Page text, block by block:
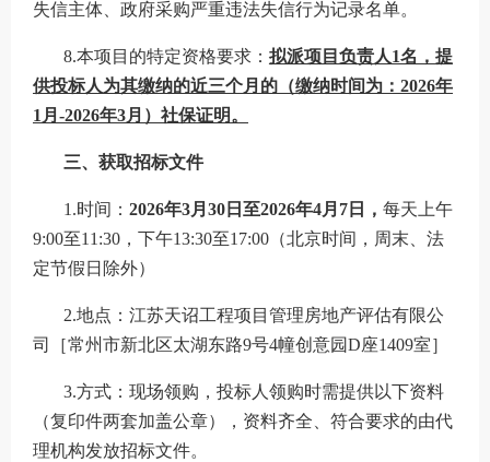
失信主体、政府采购严重违法失信行为记录名单。
8.本项目的特定资格要求： 拟派项目负责人1名，提
供投标人为其缴纳的近三个月的（缴纳时间为： 2026年
1 月 -2026年3月）社保证明。
三、获取招标文件
1.时间： 2026年3月 30 日至2026年4月 7 日， 每天上午
9:00至11:30，下午13:30至17:00 （北京时间，周末、法
定节假日除外）
2.地点： 江苏天诏工程项目管理房地产评估有限公
司
［常州市新北区太湖东路9号4幢创意园D座1409室］
3.方式：现场领购， 投标人 领购时需提供以下资料
（复印件两套加盖公章），资料齐全、符合要求的由代
理机构发放招标文件。